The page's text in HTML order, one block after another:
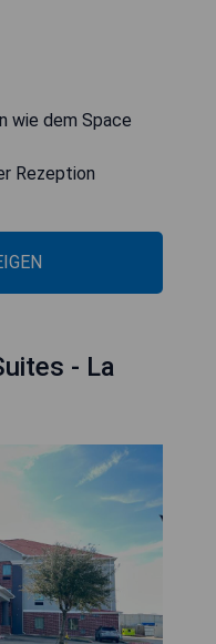
wie dem Space
Rezeption
- La